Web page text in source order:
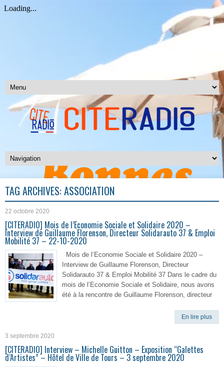
TAG ARCHIVES:ASSOCIATION
22 octobre 2020
[CITERADIO] Mois de l’Economie Sociale et Solidaire 2020 –
Interview de Guillaume Florenson, Directeur Solidarauto 37 & Emploi
Mobilité 37 – 22-10-2020
Mois de l’Economie Sociale et Solidaire 2020 –
Interview de Guillaume Florenson, Directeur
Solidarauto 37 & Emploi Mobilité 37 Dans le cadre du
mois de l’Economie Sociale et Solidaire, nous avons
été à la rencontre de Guillaume Florenson, directeur
En lire plus
3 septembre 2020
[CITERADIO] Interview – Michelle Guitton – Exposition “Galettes
d’Artistes” – Hôtel de Ville de Tours – 3 septembre 2020